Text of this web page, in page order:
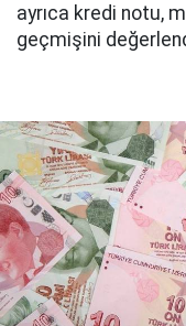
ayrıca kredi notu,
geçmişini